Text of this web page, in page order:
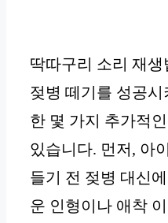
딱따구리 소리 재생
젖병 떼기를 성공시
한 몇 가지 추가적인
있습니다. 먼저, 아
들기 전 젖병 대신
운 인형이나 애착